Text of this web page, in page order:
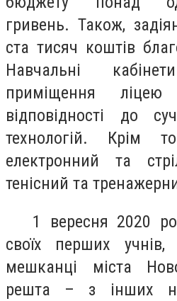
гривень. Також,
ста тисяч коштів
Навчальні
приміщення
відповідності до
технологій. Крім
електронний та
тенісний та
1 вересня 2020
своїх перших
мешканці міста
решта – з інших